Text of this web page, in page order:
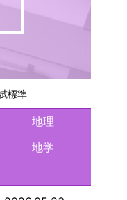
標準
地理
地学